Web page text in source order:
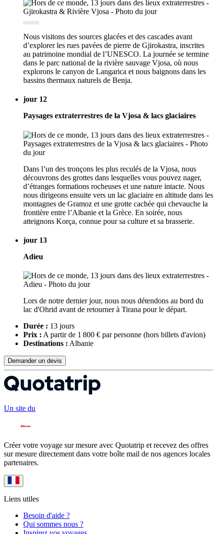
Nous visitons des sources glacées et des cascades avant
d’explorer les rues pavées de pierre de Gjirokastra, inscrites
au patrimoine mondial de l’UNESCO. La journée se termine
dans le parc national de la rivière sauvage Vjosa, où nous
explorons le canyon de Langarica et nous baignons dans les
bassins thermaux naturels de Benja.
jour 12
Paysages extraterrestres de la Vjosa & lacs glaciaires
Dans l’un des tronçons les plus reculés de la Vjosa, nous
découvrons des grottes dans lesquelles vous pouvez nager,
d’étranges formations rocheuses et une nature intacte. Nous
nous dirigeons ensuite vers un lac glaciaire en altitude dans les
montagnes de Gramoz et une grotte cachée qui chevauche la
frontière entre l’Albanie et la Grèce. En soirée, nous
atteignons Korça, connue pour sa culture et sa brasserie.
jour 13
Adieu
Lors de notre dernier jour, nous nous détendons au bord du
lac d'Ohrid avant de retourner à Tirana pour le départ.
Durée : 13 jours
Prix : A partir de 1 800 € par personne (hors billets d'avion)
Destinations : Albanie
Demander un devis
Un site du
Créer votre voyage sur mesure avec Quotatrip et recevez des offres
sur mesure directement dans votre boîte mail de nos agences locales
partenaires.
Liens utiles
Besoin d'aide ?
Qui sommes nous ?